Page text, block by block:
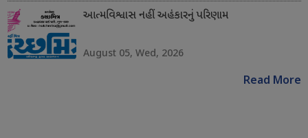
આત્મવિશ્વાસ નહીં અહંકારનું પરિણામ
August 05, Wed, 2026
Read More